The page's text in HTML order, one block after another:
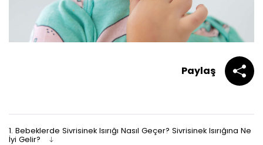
Paylaş
1. Bebeklerde Sivrisinek Isırığı Nasıl Geçer? Sivrisinek Isırığına Ne
İyi Gelir?